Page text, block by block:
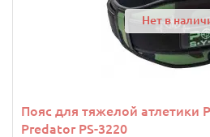
Нет в
Пояс для тяжелой атлетики
Predator PS-3220